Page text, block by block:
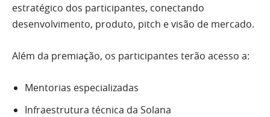
estratégico dos participantes, conectando
desenvolvimento, produto, pitch e visão de mercado.
Além da premiação, os participantes terão acesso a:
Mentorias especializadas
Infraestrutura técnica da Solana